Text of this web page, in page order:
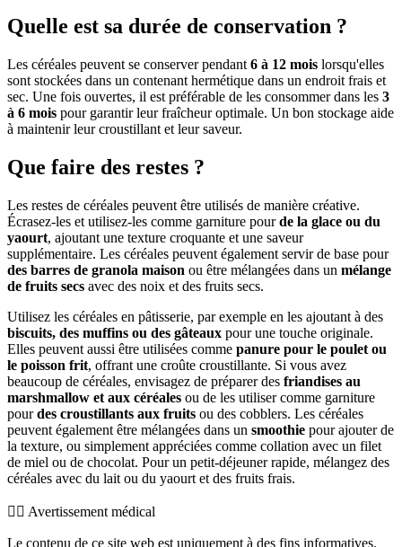
Quelle est sa durée de conservation ?
Les céréales peuvent se conserver pendant 6 à 12 mois lorsqu'elles
sont stockées dans un contenant hermétique dans un endroit frais et
sec. Une fois ouvertes, il est préférable de les consommer dans les 3
à 6 mois pour garantir leur fraîcheur optimale. Un bon stockage aide
à maintenir leur croustillant et leur saveur.
Que faire des restes ?
Les restes de céréales peuvent être utilisés de manière créative.
Écrasez-les et utilisez-les comme garniture pourde la glace ou du
yaourt, ajoutant une texture croquante et une saveur
supplémentaire. Les céréales peuvent également servir de base pour
des barres de granola maison ou être mélangées dans un mélange
de fruits secs avec des noix et des fruits secs.
Utilisez les céréales en pâtisserie, par exemple en les ajoutant à des
biscuits, des muffins ou des gâteaux pour une touche originale.
Elles peuvent aussi être utilisées comme panure pour le poulet ou
le poisson frit, offrant une croûte croustillante. Si vous avez
beaucoup de céréales, envisagez de préparer des friandises au
marshmallow et aux céréales ou de les utiliser comme garniture
pourdes croustillants aux fruits ou des cobblers. Les céréales
peuvent également être mélangées dans un smoothie pour ajouter de
la texture, ou simplement appréciées comme collation avec un filet
de miel ou de chocolat. Pour un petit-déjeuner rapide, mélangez des
céréales avec du lait ou du yaourt et des fruits frais.
👨‍⚕️️ Avertissement médical
Le contenu de ce site web est uniquement à des fins informatives.